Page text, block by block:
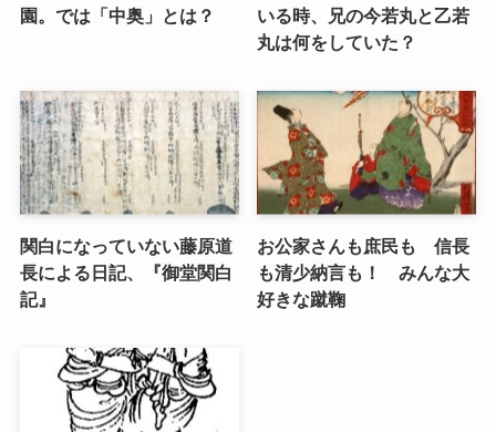
園。では「中奥」とは？
いる時、兄の今若丸と乙若
丸は何をしていた？
関白になっていない藤原道
長による日記、『御堂関白
記』
お公家さんも庶民も 信長
も清少納言も！ みんな大
好きな蹴鞠